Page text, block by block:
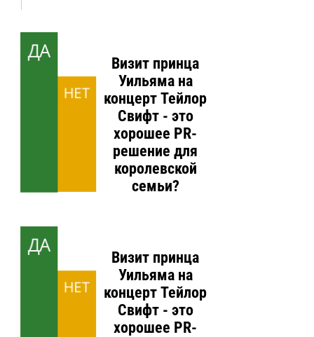
ДА
НЕТ
Визит принца
Уильяма на
концерт Тейлор
Свифт - это
хорошее PR-
решение для
королевской
семьи?
ДА
НЕТ
Визит принца
Уильяма на
концерт Тейлор
Свифт - это
хорошее PR-